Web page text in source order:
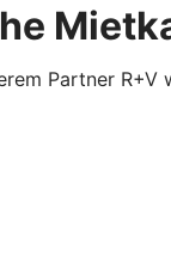
Partner R+V